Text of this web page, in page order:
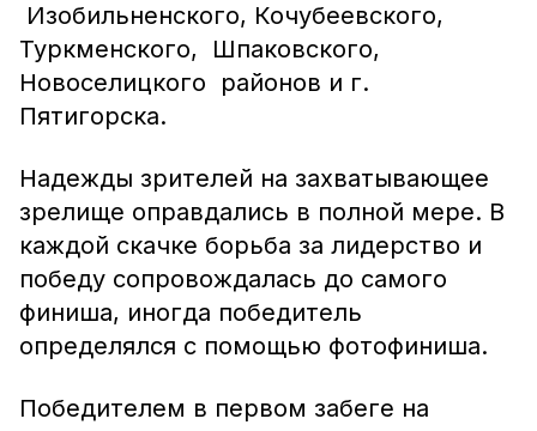
Изобильненского, Кочубеевского,
Туркменского, Шпаковского,
Новоселицкого районов и г.
Пятигорска.
Надежды зрителей на захватывающее
зрелище оправдались в полной мере. В
каждой скачке борьба за лидерство и
победу сопровождалась до самого
финиша, иногда победитель
определялся с помощью фотофиниша.
Победителем в первом забеге на